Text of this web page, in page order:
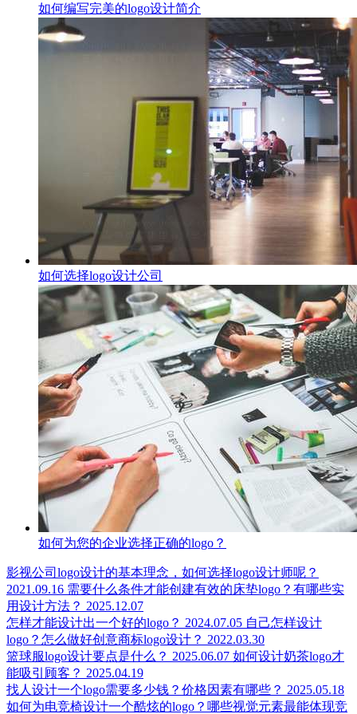
如何编写完美的logo设计简介
如何选择logo设计公司
如何为您的企业选择正确的logo？
影视公司logo设计的基本理念，如何选择logo设计师呢？
2021.09.16 需要什么条件才能创建有效的床垫logo？有哪些实
用设计方法？ 2025.12.07
怎样才能设计出一个好的logo？ 2024.07.05 自己怎样设计
logo？怎么做好创意商标logo设计？ 2022.03.30
篮球服logo设计要点是什么？ 2025.06.07 如何设计奶茶logo才
能吸引顾客？ 2025.04.19
找人设计一个logo需要多少钱？价格因素有哪些？ 2025.05.18
如何为电竞椅设计一个酷炫的logo？哪些视觉元素最能体现竞